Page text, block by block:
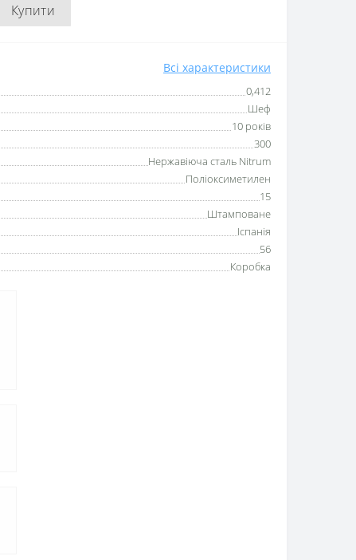
Купити
Всі характеристики
0,412
Шеф
10 років
300
Нержавіюча сталь Nitrum
Поліоксиметилен
15
Штамповане
Іспанія
56
Коробка